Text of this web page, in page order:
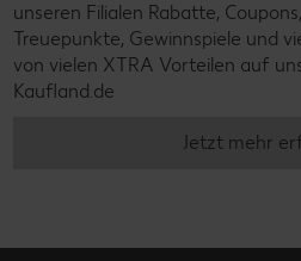
unseren Filialen Rabatte,
Treuepunkte, Gewinnspiele und
von vielen XTRA Vorteilen auf
Kaufland.de
Jetzt mehr